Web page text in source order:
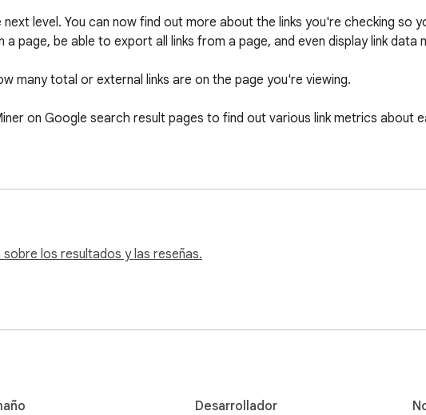
level. You can now find out more about the links you're checking so
a page, be able to export all links from a page, and even display link data
many total or external links are on the page you're viewing.
on Google search result pages to find out various link metrics about
los resultados y las reseñas.
Desarrollador